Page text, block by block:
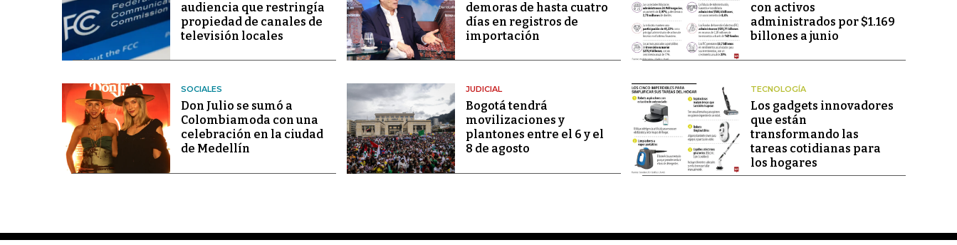
audiencia que restringía
propiedad de canales de
televisión locales
demoras de hasta cuatro
días en registros de
importación
con activos
administrados por $1.169
billones a junio
SOCIALES
Don Julio se sumó a
Colombiamoda con una
celebración en la ciudad
de Medellín
JUDICIAL
Bogotá tendrá
movilizaciones y
plantones entre el 6 y el
8 de agosto
TECNOLOGÍA
Los gadgets innovadores
que están
transformando las
tareas cotidianas para
los hogares